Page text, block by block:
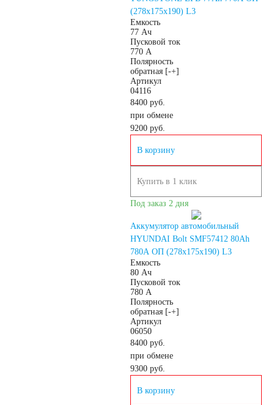
АКБ для систем
(278x175x190) L3
Емкость
77 Ач
Пусковой ток
770 А
Полярность
обратная [-+]
Артикул
04116
8400 руб.
при обмене
9200 руб.
В корзину
Купить в 1 клик
Под заказ 2 дня
Аккумулятор автомобильный
HYUNDAI Bolt SMF57412 80Ah
780A ОП (278x175x190) L3
Емкость
80 Ач
Пусковой ток
780 А
Полярность
обратная [-+]
Артикул
06050
8400 руб.
при обмене
9300 руб.
В корзину